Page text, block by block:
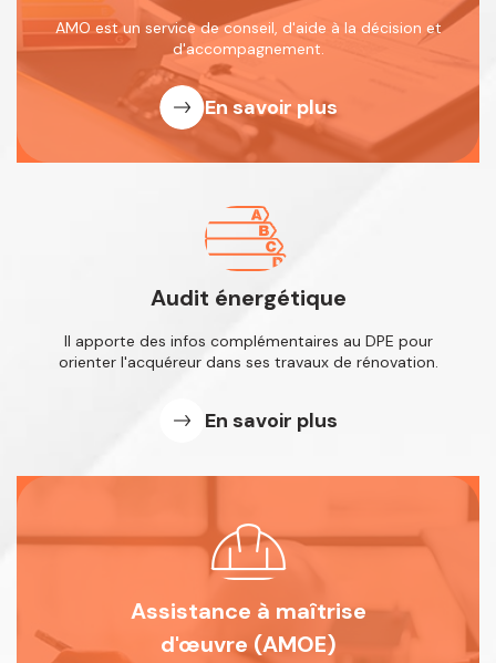
AMO est un service de conseil, d'aide à la décision et
d'accompagnement.
En savoir plus
Audit énergétique
Il apporte des infos complémentaires au DPE pour
orienter l'acquéreur dans ses travaux de rénovation.
En savoir plus
Assistance à maîtrise
d'œuvre (AMOE)